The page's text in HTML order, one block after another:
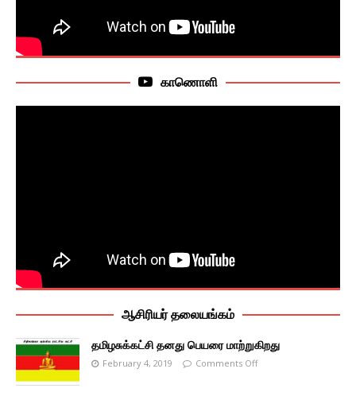
காணொளி
ஆசிரியர் தலையங்கம்
தமிழசுக்கட்சி தனது பெயரை மாற்றுகிறது
February 4, 2019 Comments Off